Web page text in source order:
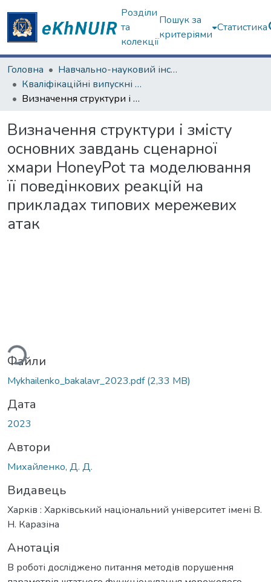
Розділи
та
колекції
Пошук за
критеріями
Статистика
Головна
Навчально-науковий інститут комп'ютерних наук та штучного інтелекту
Кваліфікаційні випускні роботи бакалаврів. Навчально-науковий інститут комп'ютерних наук та штучного інтелекту
Визначення структури і змісту основних завдань сценарної хмари НoneyРot та моделювання її поведінкових реакцій на прикладах типових мережевих атак
Визначення структури і змісту
основних завдань сценарної
хмари НoneyРot та моделювання
її поведінкових реакцій на
прикладах типових мережевих
атак
Файли
Mykhailenko_bakalavr_2023.pdf(2,33 MB)
Дата
2023
Автори
Михайленко, Д. Д.
Видавець
Харків : Харківський національний університет імені В.
Н. Каразіна
Анотація
В роботі досліджено питання методів порушення